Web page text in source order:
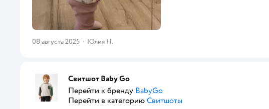
08 августа 2025 · Юлия Н.
Свитшот Baby Gо
Перейти к бренду BabyGo
Перейти в категорию Свитшоты